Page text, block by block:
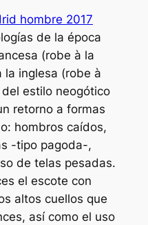
de la época
(robe à la
la inglesa (robe à
del estilo neogótico
retorno a formas
hombros caídos,
-tipo pagoda-,
de telas pesadas.
el escote con
altos cuellos que
así como el uso